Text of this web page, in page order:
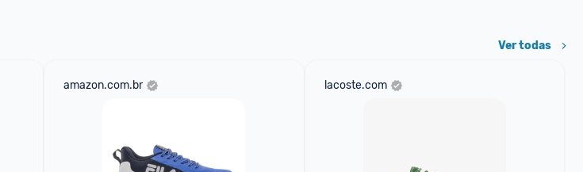
Ver todas
amazon.com.br lacoste.com